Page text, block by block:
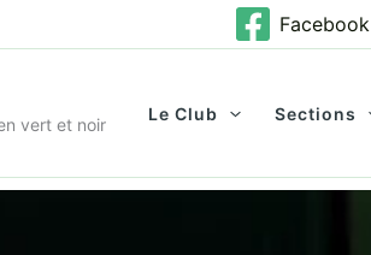
Facebook
vert et noir
Le Club Sections